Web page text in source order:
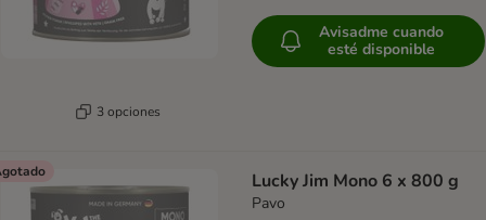
3 opciones
Avisadme cuando
esté disponible
Lucky Jim Mono 6 x 800 g
Pavo